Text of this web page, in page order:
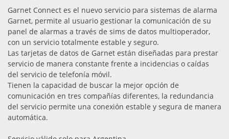
Garnet Connect es el nuevo servicio para sistemas de alarma
Garnet, permite al usuario gestionar la comunicación de su
panel de alarmas a través de sims de datos multioperador,
con un servicio totalmente estable y seguro.
Las tarjetas de datos de Garnet están diseñadas para prestar
servicio de manera constante frente a incidencias o caídas
del servicio de telefonía móvil.
Tienen la capacidad de buscar la mejor opción de
comunicación en tres compañías diferentes, la redundancia
del servicio permite una conexión estable y segura de manera
automática.